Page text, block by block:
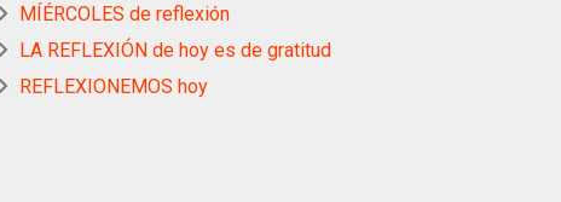
MÍÉRCOLES de reflexión
LA REFLEXIÓN de hoy es de gratitud
REFLEXIONEMOS hoy